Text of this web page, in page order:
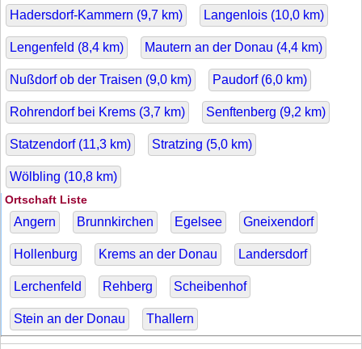
Hadersdorf-Kammern (9,7 km) Langenlois (10,0 km)
Lengenfeld (8,4 km) Mautern an der Donau (4,4 km)
Nußdorf ob der Traisen (9,0 km) Paudorf (6,0 km)
Rohrendorf bei Krems (3,7 km) Senftenberg (9,2 km)
Statzendorf (11,3 km) Stratzing (5,0 km)
Wölbling (10,8 km)
Ortschaft Liste
Angern Brunnkirchen Egelsee Gneixendorf
Hollenburg Krems an der Donau Landersdorf
Lerchenfeld Rehberg Scheibenhof
Stein an der Donau Thallern